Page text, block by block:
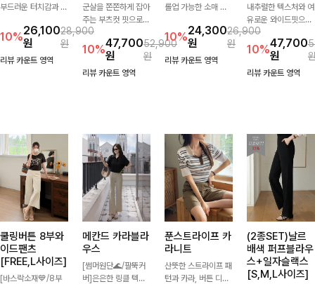
부드러운 터치감과 군
로 매일 손이 가는 자
체제작 니트입니다.
자연스럽게 떨어지는
10%26,100
원
28,900
원
리뷰 카운트 영역
군살을 쫀쫀하게 잡아
주는 부츠컷 핏으로
다리 라인을 이쁘고
깔끔하게 만들어주고
진청 색감으로 더욱
슬림해보이는 효과를
10%47,700
원
52,900
원
리뷰 카운트 영역
롤업 가능한 소매 디
를 연출하실 수 있어
요🌿 차르르 흐르는
가벼운 소재와 여유로
10%24,300
원
26,900
원
리뷰 카운트 영역
내추럴한 텍스처와 여
유로운 와이드핏으로
군살은 자연스럽게 커
버해드리는 버뮤다 팬
츠 🤍 깔끔한 허리 디
테일과 편안한 착용감
10%47,700
원
리뷰 카운트 영역
쿨링버튼 8부와
이드팬츠
[FREE,L사이즈]
[바스락소재💙/8부
메칸드 카라블라
우스
[썸머원단🌊/팔뚝커
버]은은한 링클 텍스
푼스트라이프 카
라니트
산뜻한 스트라이프 패
턴과 카라, 버튼 디테
(2종SET)날르
배색 퍼프블라우
스+일자슬랙스
[S,M,L사이즈]